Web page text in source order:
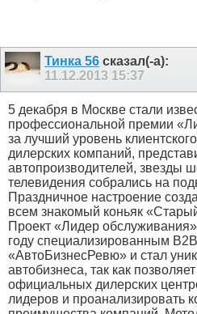
Тинка 56 сказал(-а):
11.12.2013 15:37
5 декабря в Москве стали
профессиональной премии
за лучший уровень
дилерских компаний,
автопроизводителей, звезды
телевидения собрались на
Праздничное настроение
всем знакомый коньяк
Проект «Лидер
году специализированным
«АвтоБизнесРевю» и стал
автобизнеса, так как
официальных дилерских
лидеров и проанализировать